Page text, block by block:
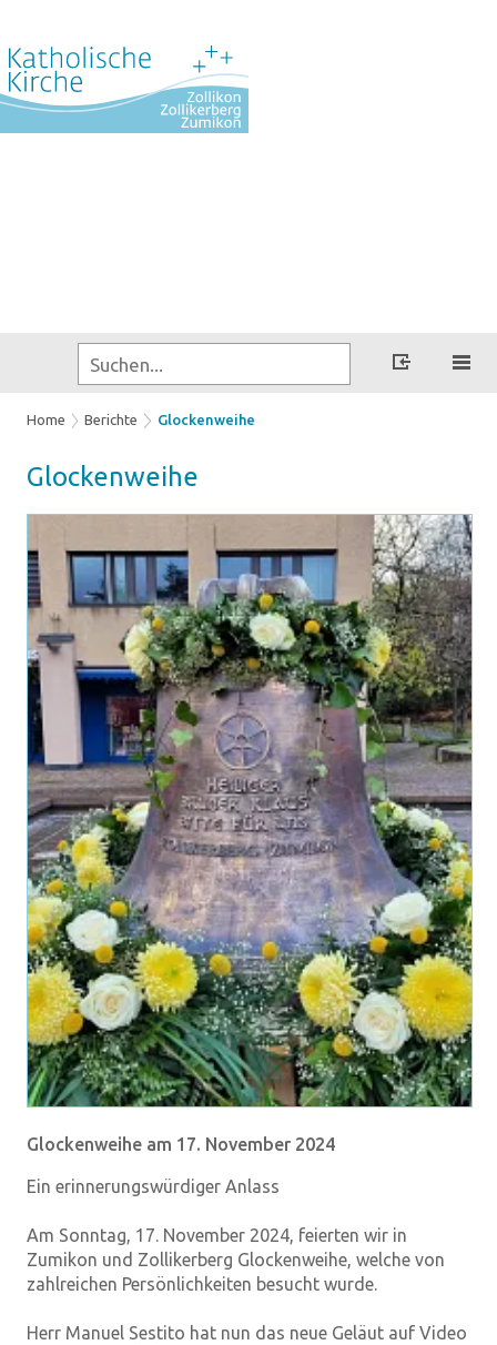
Home Berichte Glockenweihe
Glo­cken­wei­he
Glockenweihe am 17. November 2024
Ein erinnerungswürdiger Anlass
Am Sonntag, 17. November 2024, feierten wir in
Zumikon und Zollikerberg Glockenweihe, welche von
zahlreichen Persönlichkeiten besucht wurde.
Herr Manuel Sestito hat nun das neue Geläut auf Video